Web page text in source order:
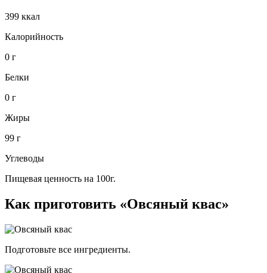
399 ккал
Калорийность
0 г
Белки
0 г
Жиры
99 г
Углеводы
Пищевая ценность на 100г.
Как приготовить «Овсяный квас»
Подготовьте все ингредиенты.